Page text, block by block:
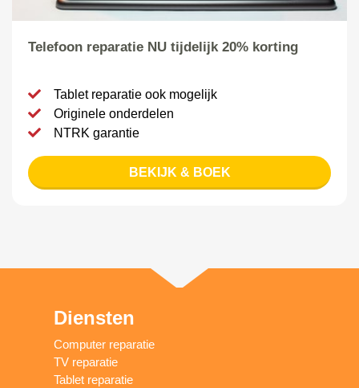
Telefoon reparatie NU tijdelijk 20% korting
Tablet reparatie ook mogelijk
Originele onderdelen
NTRK garantie
BEKIJK & BOEK
Diensten
Computer reparatie
TV reparatie
Tablet reparatie